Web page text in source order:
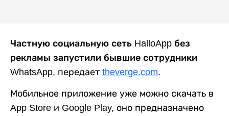
Частную социальную сеть HalloApp без
рекламы запустили бывшие сотрудники
WhatsApp, передает theverge.com.
Мобильное приложение уже можно скачать в
App Store и Google Play, оно предназначено